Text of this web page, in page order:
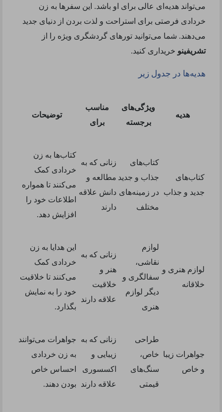
می‌تواند هدیه‌ای عالی برای او باشد. این سفرها به زن
خردادی فرصتی برای استراحت و لذت بردن از دنیای جدید
می‌دهند. شما می‌توانید تورهای گردشگری ویژه را از
تشریفینو خریداری کنید.
هدیه‌ها در جدول زیر
هدیه
ویژگی‌های
برجسته
مناسب
برای
توضیحات
کتاب‌های
جدید و جذاب
کتاب‌های
جذاب و جدید
در زمینه‌های
مختلف
زنانی که به
مطالعه و
دانش علاقه
دارند
کتاب‌ها به زن
خردادی کمک
می‌کنند تا همواره
اطلاعات خود را
افزایش دهد.
لوازم هنری و
خلاقانه
لوازم
نقاشی،
سفالگری و
دیگر لوازم
هنری
زنانی که به
هنر و
خلاقیت
علاقه دارند
این هدایا به زن
خردادی کمک
می‌کنند تا خلاقیت
خود را به نمایش
بگذارد.
جواهرات زیبا
و خاص
طراحی
خاص،
سنگ‌های
قیمتی
زنانی که به
زیبایی و
اکسسوری
علاقه دارند
جواهرات می‌توانند
به زن خردادی
احساس خاص
بودن دهند.